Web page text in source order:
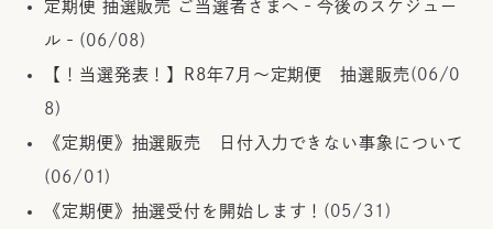
定期便 抽選販売 ご当選者さまへ‐今後のスケジュー
ル‐ (06/08)
【！当選発表！】R8年7月～定期便 抽選販売(06/0
8)
《定期便》抽選販売 日付入力できない事象について
(06/01)
《定期便》抽選受付を開始します！ (05/31)